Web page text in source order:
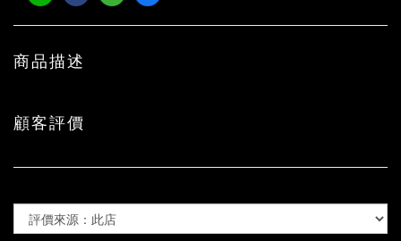
商品描述
顧客評價